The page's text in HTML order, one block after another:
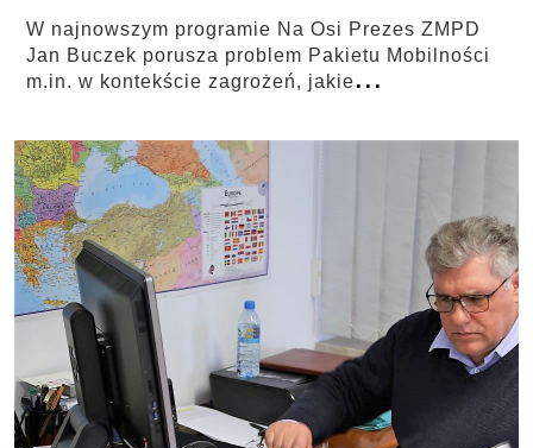
W najnowszym programie Na Osi Prezes ZMPD
Jan Buczek porusza problem Pakietu Mobilności
m.in. w kontekście zagrożeń, jakie...